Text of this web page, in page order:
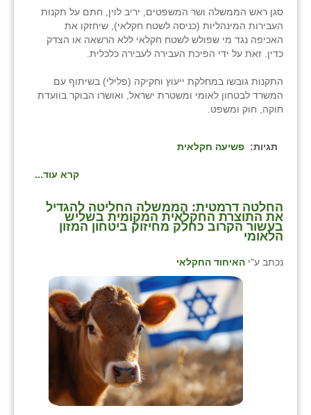
סגן ראש הממשלה ושר המשפטים, יריב לוין, חתם על תקנות
העבירות המינהליות (כניסה לשטח חקלאי), שיחזקו את
האכיפה נגד מי שפולש לשטח חקלאי ללא הרשאה או הצדק
כדין. זאת על ידי הפיכת העבירה לעבירה כלכלית.
התקנות גובשו במחלקת ייעוץ וחקיקה (פלילי) בשיתוף עם
המשרד לבטחון לאומי ומשטרת ישראל, ואושרו הבוקר בוועדת
חוקה, חוק ומשפט.
תגיות: פשיעה חקלאית
קרא עוד...
החלטה דרמטית: הממשלה החליטה להגדיל
את התוצרת החקלאית המקומית בשליש
בעשור הקרוב כחלק מחיזוק ביטחון המזון
הלאומי
נכתב ע"י האיחוד החקלאי